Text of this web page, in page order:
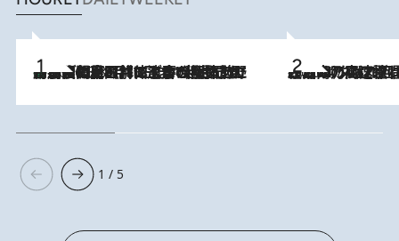
2026.8.8
「最後に見られてよかった」上野動物園の東園パンダ舎が解体前に特別公開。8月16日まで延長されたパネル展と共に辿る“半世紀”のパンダ飼育《解体工事の図面あり》 2026.8.7
「湘南乃風に憧れて」観客大盛上がりの“タオル回し”に、ラッパー顔負けの高速歌唱まで…さだまさし（74）のアグレッシブすぎる現在地
1 / 5